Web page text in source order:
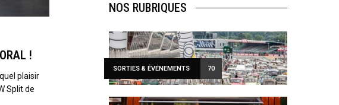
!
plaisir
Split de
NOS RUBRIQUES
SORTIES & ÉVÉNEMENTS 70